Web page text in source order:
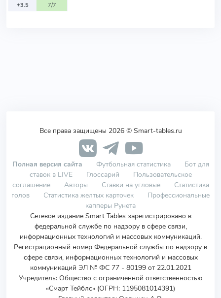
+3.5
7/7
Все права защищены 2026 © Smart-tables.ru
Полная версия сайта Футбольная статистика
Бот для
ставок в LIVE
Глоссарий
Пользовательское
соглашение
Авторы Ставки на угловые
Статистика
голов
Статистика желтых карточек
Профессиональные
капперы Рунета
Сетевое издание Smart Tables зарегистрировано в
федеральной службе по надзору в сфере связи,
информационных технологий и массовых коммуникаций.
Регистрационный номер Федеральной службы по надзору в
сфере связи, информационных технологий и массовых
коммуникаций ЭЛ № ФС 77 - 80199 от 22.01.2021
Учредитель: Общество с ограниченной ответственностью
«Смарт Тейблс» (ОГРН: 1195081014391)